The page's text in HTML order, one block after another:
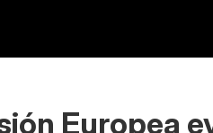
Europea